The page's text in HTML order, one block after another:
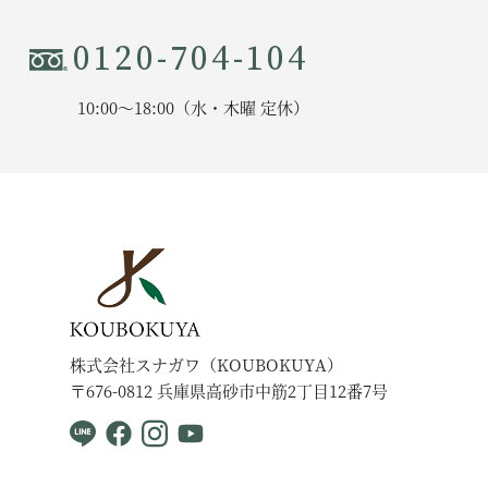
0120-704-104
10:00〜18:00（水・木曜 定休）
株式会社スナガワ（KOUBOKUYA）
〒676-0812 兵庫県高砂市中筋2丁目12番7号